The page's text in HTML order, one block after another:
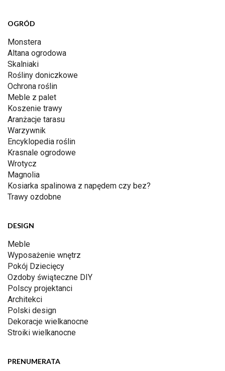
OGRÓD
Monstera
Altana ogrodowa
Skalniaki
Rośliny doniczkowe
Ochrona roślin
Meble z palet
Koszenie trawy
Aranżacje tarasu
Warzywnik
Encyklopedia roślin
Krasnale ogrodowe
Wrotycz
Magnolia
Kosiarka spalinowa z napędem czy bez?
Trawy ozdobne
DESIGN
Meble
Wyposażenie wnętrz
Pokój Dziecięcy
Ozdoby świąteczne DIY
Polscy projektanci
Architekci
Polski design
Dekoracje wielkanocne
Stroiki wielkanocne
PRENUMERATA